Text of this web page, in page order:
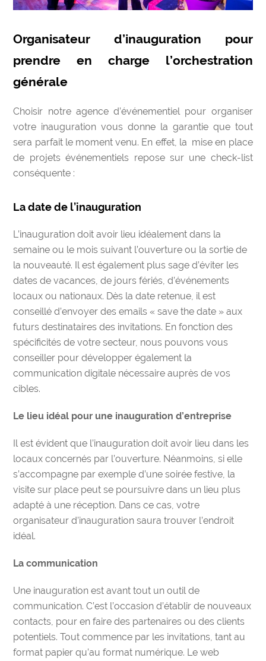
Organisateur d’inauguration pour
prendre en charge l’orchestration
générale
Choisir notre agence d’événementiel pour organiser
votre inauguration vous donne la garantie que tout
sera parfait le moment venu. En effet, la mise en place
de projets événementiels repose sur une check-list
conséquente :
La date de l’inauguration
L’inauguration doit avoir lieu idéalement dans la
semaine ou le mois suivant l’ouverture ou la sortie de
la nouveauté. Il est également plus sage d’éviter les
dates de vacances, de jours fériés, d’événements
locaux ou nationaux. Dès la date retenue, il est
conseillé d’envoyer des emails « save the date » aux
futurs destinataires des invitations. En fonction des
spécificités de votre secteur, nous pouvons vous
conseiller pour développer également la
communication digitale nécessaire auprès de vos
cibles.
Le lieu idéal pour une inauguration d’entreprise
Il est évident que l’inauguration doit avoir lieu dans les
locaux concernés par l’ouverture. Néanmoins, si elle
s’accompagne par exemple d’une soirée festive, la
visite sur place peut se poursuivre dans un lieu plus
adapté à une réception. Dans ce cas, votre
organisateur d’inauguration saura trouver l’endroit
idéal.
La communication
Une inauguration est avant tout un outil de
communication. C’est l’occasion d’établir de nouveaux
contacts, pour en faire des partenaires ou des clients
potentiels. Tout commence par les invitations, tant au
format papier qu’au format numérique. Le web